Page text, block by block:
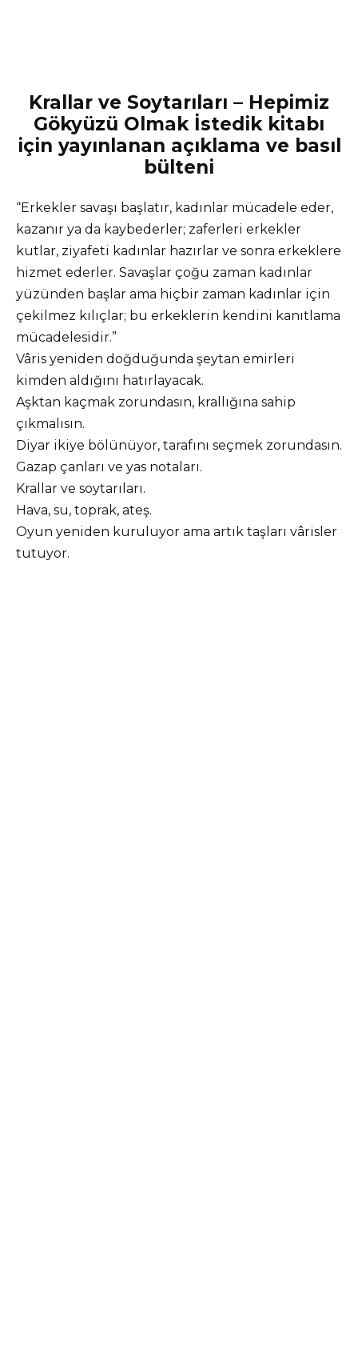
Krallar ve Soytarıları – Hepimiz
Gökyüzü Olmak İstedik kitabı
için yayınlanan açıklama ve basıl
bülteni
“Erkekler savaşı başlatır, kadınlar mücadele eder,
kazanır ya da kaybederler; zaferleri erkekler
kutlar, ziyafeti kadınlar hazırlar ve sonra erkeklere
hizmet ederler. Savaşlar çoğu zaman kadınlar
yüzünden başlar ama hiçbir zaman kadınlar için
çekilmez kılıçlar; bu erkeklerin kendini kanıtlama
mücadelesidir.”
Vâris yeniden doğduğunda şeytan emirleri
kimden aldığını hatırlayacak.
Aşktan kaçmak zorundasın, krallığına sahip
çıkmalısın.
Diyar ikiye bölünüyor, tarafını seçmek zorundasın.
Gazap çanları ve yas notaları.
Krallar ve soytarıları.
Hava, su, toprak, ateş.
Oyun yeniden kuruluyor ama artık taşları vârisler
tutuyor.